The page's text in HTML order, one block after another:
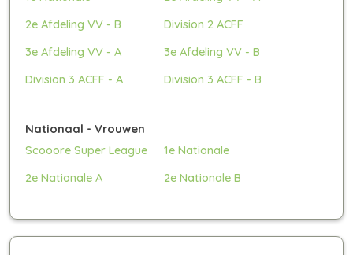
2e Afdeling VV - B
Division 2 ACFF
3e Afdeling VV - A
3e Afdeling VV - B
Division 3 ACFF - A
Division 3 ACFF - B
Nationaal - Vrouwen
Scooore Super League
1e Nationale
2e Nationale A
2e Nationale B